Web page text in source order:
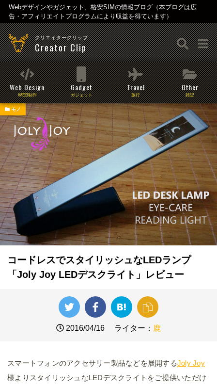
Webデザインやガジェット、格安SIMの情報ブログ（本ブログは広
告・アフィリエイトプログラムにより収益を得ています）
クリエイタークリップ
Creator Clip
Web Design
WEB制作
Gadget
ガジェット
Travel
旅行
Other
雑記
モノ
コードレスでスタイリッシュなLEDランプ
「Joly Joy LEDデスクライト」レビュー
2016/04/16 ライター： 鹿
スマートフォンのアクセサリー製品などを展開するJoly Joy
様よりスタイリッシュなLEDデスクライトをご提供いただけ